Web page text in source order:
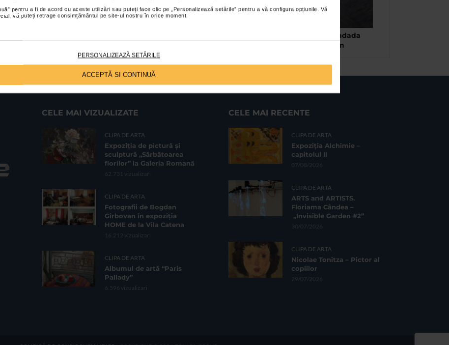
pentru a fi de acord cu aceste utilizări sau puteți face clic pe „Personalizează setările” pentru a vă configura opțiunile. Vă
vă puteți retrage consimțământul pe site-ul nostru în orice moment.
PERSONALIZEAZĂ SETĂRILE
ACCEPTĂ SI CONTINUĂ
Ciprian Muresan – Debandada
istorica la Galeria Nicodim
CELE MAI VIZUALIZATE
CLIPA DE ARTA
Expoziția de pictură și
sculptură „Sărbătoarea
florilor” la Galeria Romană
62.731 vizualizari
CLIPA DE ARTA
Fotografii de Bogdan
Gîrbovan în expoziția
HOME de la Vila Catena
16.212 vizualizari
CLIPA DE ARTA
Albumul de artă “Paris
Pallady”
6.596 vizualizari
CELE MAI RECENTE
CLIPA DE ARTA
Expoziția Alchimie –
capitolul II
07/08/2026
CLIPA DE ARTA
ARTS and ARTISTS.
Floriama Cândea –
„Invisible Garden #2”
30/07/2026
CLIPA DE ARTA
Nicolae Tonitza – Pictor al
copiilor
29/07/2026